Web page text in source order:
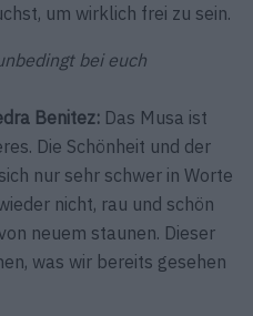
um wirklich frei zu sein.
bei euch
Benitez: Das Musa ist
Die Schönheit und der
nur sehr schwer in Worte
nicht, rau und schön
neuem staunen. Dieser
was wir bereits gesehen